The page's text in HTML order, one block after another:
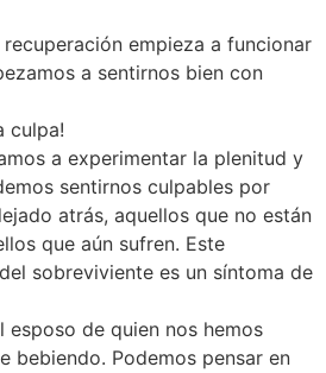
empieza a funcionar
a sentirnos bien con
culpa!
a experimentar la plenitud y
sentirnos culpables por
atrás, aquellos que no están
que aún sufren. Este
sobreviviente es un síntoma de
esposo de quien nos hemos
bebiendo. Podemos pensar en